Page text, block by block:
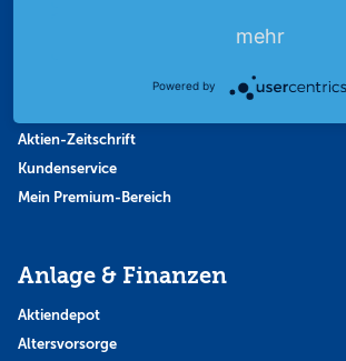
Aktien-Zeitschrift
Kundenservice
Mein Premium-Bereich
Anlage & Finanzen
Aktiendepot
Altersvorsorge
mehr
Powered by